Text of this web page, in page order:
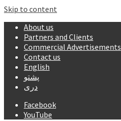
Skip to content
About us
Partners and Clients
Commercial Advertisements
Contact us
English
پشتو
دری
Facebook
YouTube